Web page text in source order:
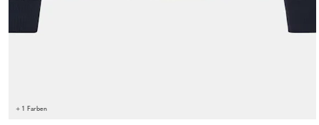
+ 1 Farben